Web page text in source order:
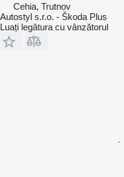
Cehia, Trutnov
Autostyl s.r.o. - Škoda Plus
Luați legătura cu vânzătorul